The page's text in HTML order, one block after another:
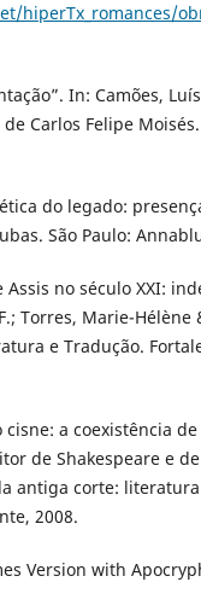
hiperTx_romances/
In: Camões,
Carlos Felipe
do legado:
São Paulo:
no século XXI:
Torres, Marie-Hélène
e Tradução.
a coexistência
de Shakespeare e
antiga corte:
2008.
Version with